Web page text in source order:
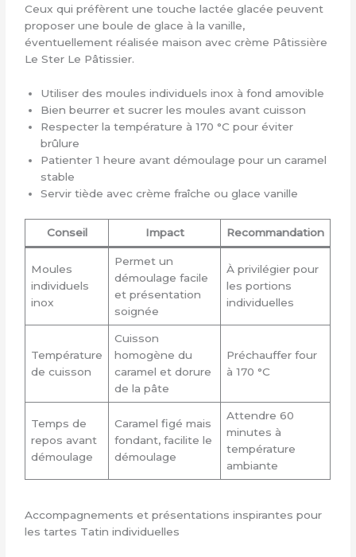
Ceux qui préfèrent une touche lactée glacée peuvent
proposer une boule de glace à la vanille,
éventuellement réalisée maison avec crème Pâtissière
Le Ster Le Pâtissier.
Utiliser des moules individuels inox à fond amovible
Bien beurrer et sucrer les moules avant cuisson
Respecter la température à 170 °C pour éviter
brûlure
Patienter 1 heure avant démoulage pour un caramel
stable
Servir tiède avec crème fraîche ou glace vanille
Conseil Impact Recommandation
Moules
individuels
inox
Permet un
démoulage facile
et présentation
soignée
À privilégier pour
les portions
individuelles
Température
de cuisson
Cuisson
homogène du
caramel et dorure
de la pâte
Préchauffer four
à 170 °C
Temps de
repos avant
démoulage
Caramel figé mais
fondant, facilite le
démoulage
Attendre 60
minutes à
température
ambiante
Accompagnements et présentations inspirantes pour
les tartes Tatin individuelles